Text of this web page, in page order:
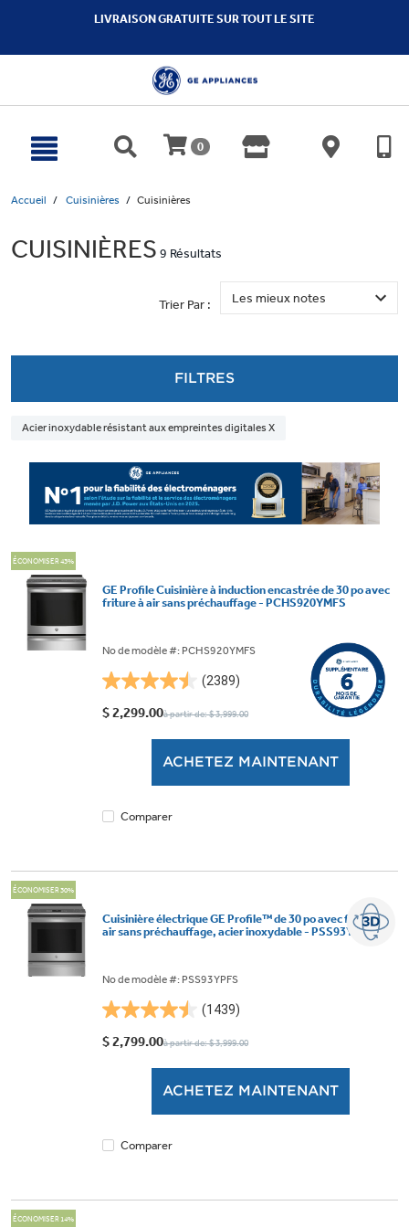
LIVRAISON GRATUITE SUR TOUT LE SITE
0
Accueil Cuisinières Cuisinières
CUISINIÈRES 9 Résultats
Trier Par :
FILTRES
Acier inoxydable résistant aux empreintes digitales X
ÉCONOMISER 43%
GE Profile Cuisinière à induction encastrée de 30 po avec
friture à air sans préchauffage - PCHS920YMFS
No de modèle #: PCHS920YMFS
(2389)
4.5
étoile(s)
$ 2,299.00à partir de: $ 3,999.00
ACHETEZ MAINTENANT
Comparer
ÉCONOMISER 30%
Cuisinière électrique GE Profile™ de 30 po avec friture à
air sans préchauffage, acier inoxydable - PSS93YPFS
No de modèle #: PSS93YPFS
(1439)
4.5
étoile(s)
$ 2,799.00à partir de: $ 3,999.00
ACHETEZ MAINTENANT
Comparer
ÉCONOMISER 14%